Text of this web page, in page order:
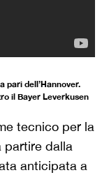
pari dell’Hannover.
il Bayer Leverkusen
tecnico per la
partire dalla
anticipata a